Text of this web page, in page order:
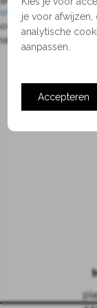
vrijblijvende
over afmetingen,
van jouw
je voor afwijzen,
analytische
aanpassen.
Accepteren